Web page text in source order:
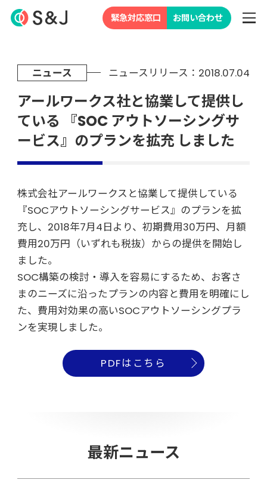
緊急対応窓口 お問い合わせ
ニュース ニュースリリース：2018.07.04
アールワークス社と協業して提供し
ている 『SOC アウトソーシングサ
ービス』のプランを拡充 しました
株式会社アールワークスと協業して提供している
『SOCアウトソーシングサービス』のプランを拡
充し、2018年7月4日より、初期費用30万円、月額
費用20万円（いずれも税抜）からの提供を開始し
ました。
SOC構築の検討・導入を容易にするため、お客さ
まのニーズに沿ったプランの内容と費用を明確にし
た、費用対効果の高いSOCアウトソーシングプラ
ンを実現しました。
PDFはこちら
最新ニュース